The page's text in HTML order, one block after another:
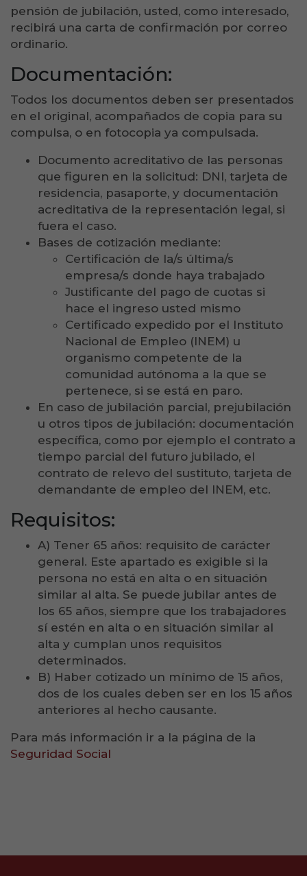
pensión de jubilación, usted, como interesado,
recibirá una carta de confirmación por correo
ordinario.
Documentación:
Todos los documentos deben ser presentados
en el original, acompañados de copia para su
compulsa, o en fotocopia ya compulsada.
Documento acreditativo de las personas
que figuren en la solicitud: DNI, tarjeta de
residencia, pasaporte, y documentación
acreditativa de la representación legal, si
fuera el caso.
Bases de cotización mediante:
Certificación de la/s última/s
empresa/s donde haya trabajado
Justificante del pago de cuotas si
hace el ingreso usted mismo
Certificado expedido por el Instituto
Nacional de Empleo (INEM) u
organismo competente de la
comunidad autónoma a la que se
pertenece, si se está en paro.
En caso de jubilación parcial, prejubilación
u otros tipos de jubilación: documentación
específica, como por ejemplo el contrato a
tiempo parcial del futuro jubilado, el
contrato de relevo del sustituto, tarjeta de
demandante de empleo del INEM, etc.
Requisitos:
A) Tener 65 años: requisito de carácter
general. Este apartado es exigible si la
persona no está en alta o en situación
similar al alta. Se puede jubilar antes de
los 65 años, siempre que los trabajadores
sí estén en alta o en situación similar al
alta y cumplan unos requisitos
determinados.
B) Haber cotizado un mínimo de 15 años,
dos de los cuales deben ser en los 15 años
anteriores al hecho causante.
Para más información ir a la página de la
Seguridad Social